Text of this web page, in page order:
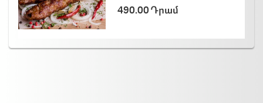
490.00 Դրամ